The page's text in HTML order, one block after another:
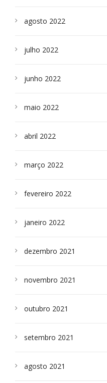
agosto 2022
julho 2022
junho 2022
maio 2022
abril 2022
março 2022
fevereiro 2022
janeiro 2022
dezembro 2021
novembro 2021
outubro 2021
setembro 2021
agosto 2021